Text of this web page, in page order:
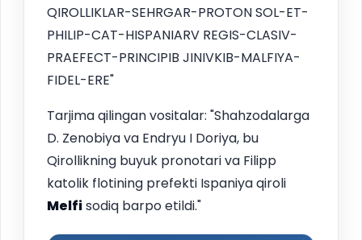
QIROLLIKLAR-SEHRGAR-PROTON SOL-ET-
PHILIP-CAT-HISPANIARV REGIS-CLASIV-
PRAEFECT-PRINCIPIB JINIVKIB-MALFIYA-
FIDEL-ERE"
Tarjima qilingan vositalar: "Shahzodalarga
D. Zenobiya va Endryu I Doriya, bu
Qirollikning buyuk pronotari va Filipp
katolik flotining prefekti Ispaniya qiroli
Melfisodiq barpo etildi."